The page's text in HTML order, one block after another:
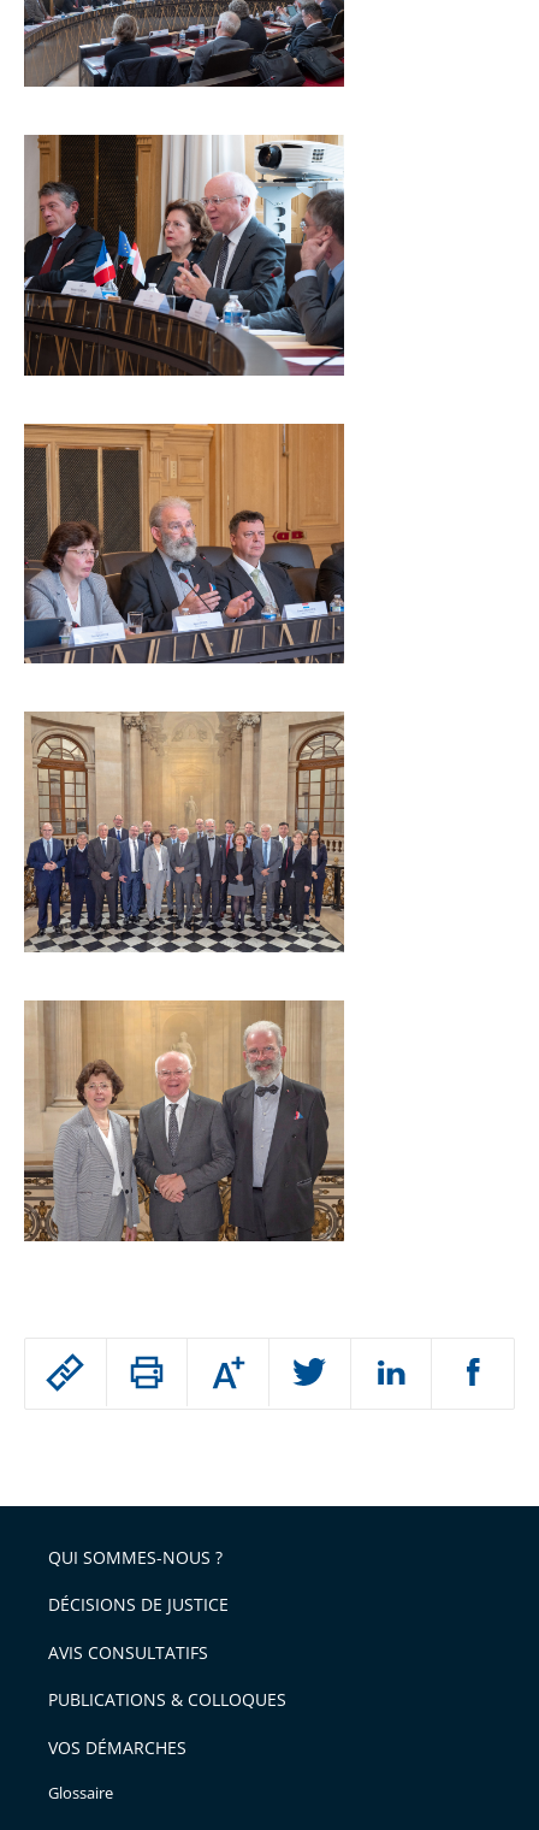
Passer
arriver
après
Augmenter
ou
l'article
pour
avant
QUI SOMMES-NOUS ?
DÉCISIONS DE JUSTICE
AVIS CONSULTATIFS
PUBLICATIONS & COLLOQUES
VOS DÉMARCHES
Glossaire